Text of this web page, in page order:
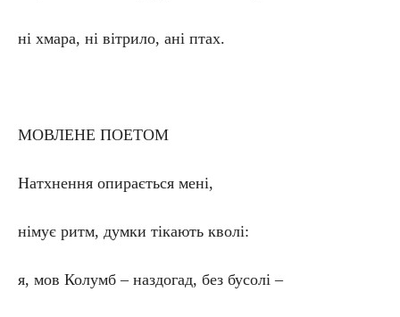
ні хмара, ні вітрило, ані птах.
МОВЛЕНЕ ПОЕТОМ
Натхнення опирається мені,
німує ритм, думки тікають кволі:
я, мов Колумб – наздогад, без бусолі –